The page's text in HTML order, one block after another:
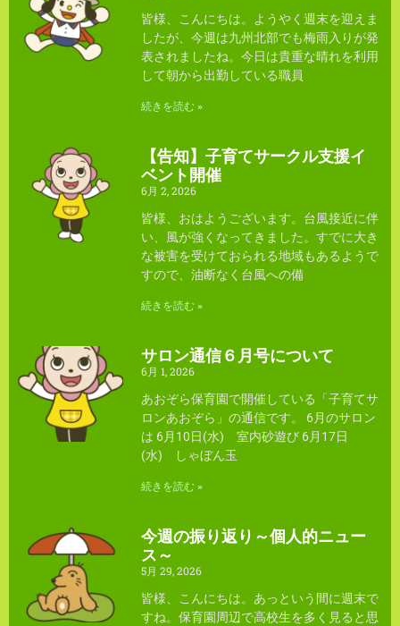
皆様、こんにちは。ようやく週末を迎えま
したが、今週は九州北部でも梅雨入りが発
表されましたね。今日は貴重な晴れを利用
して朝から出勤している職員
続きを読む »
【告知】子育てサークル支援イ
ベント開催
6月 2, 2026
皆様、おはようございます。台風接近に伴
い、風が強くなってきました。すでに大き
な被害を受けておられる地域もあるようで
すので、油断なく台風への備
続きを読む »
サロン通信６月号について
6月 1, 2026
あおぞら保育園で開催している「子育てサ
ロンあおぞら」の通信です。 6月のサロン
は 6月10日(水) 室内砂遊び 6月17日
(水) しゃぼん玉
続きを読む »
今週の振り返り～個人的ニュー
ス～
5月 29, 2026
皆様、こんにちは。あっという間に週末で
すね。保育園周辺で高校生を多く見ると思